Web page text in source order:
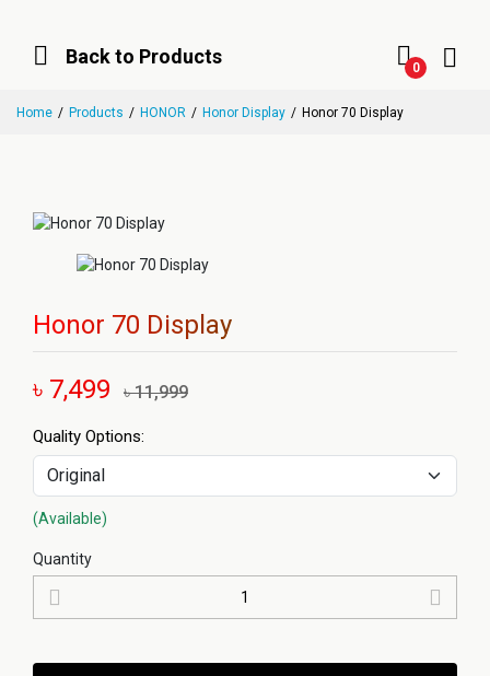
Back to Products
0
Home Products HONOR Honor Display Honor 70 Display
Honor 70 Display
৳ 7,499 ৳ 11,999
Quality Options:
(Available)
Quantity